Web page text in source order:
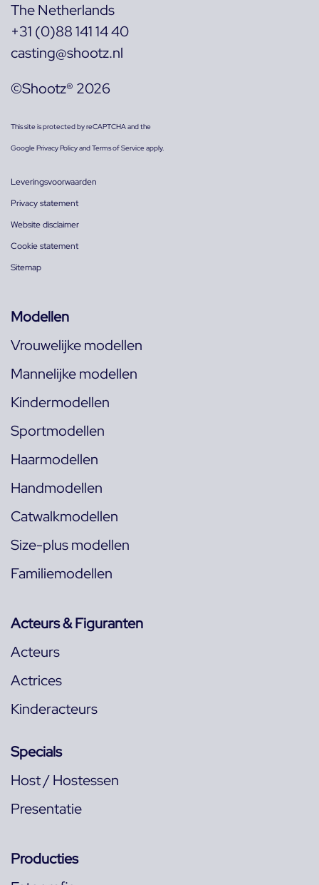
The Netherlands
+31 (0)88 141 14 40
casting@shootz.nl
©Shootz® 2026
This site is protected by reCAPTCHA and the
GooglePrivacy PolicyandTerms of Serviceapply.
Leveringsvoorwaarden
Privacy statement
Website disclaimer
Cookie statement
Sitemap
Modellen
Vrouwelijke modellen
Mannelijke modellen
Kindermodellen
Sportmodellen
Haarmodellen
Handmodellen
Catwalkmodellen
Size-plus modellen
Familiemodellen
Acteurs & Figuranten
Acteurs
Actrices
Kinderacteurs
Specials
Host / Hostessen
Presentatie
Producties